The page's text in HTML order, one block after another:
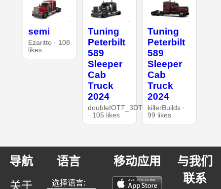
semi
Ezaritto · 108
likes
Tuning
Peterbilt
589
Sleeper
Cab
Truck
2024
doubleIOTT_3DT
· 105 likes
Tuning
Peterbilt
589
Sleeper
Cab
Truck
2024
killerBuilds ·
99 likes
导航
关于
语言
选择语言:
移动应用
与我们
联系